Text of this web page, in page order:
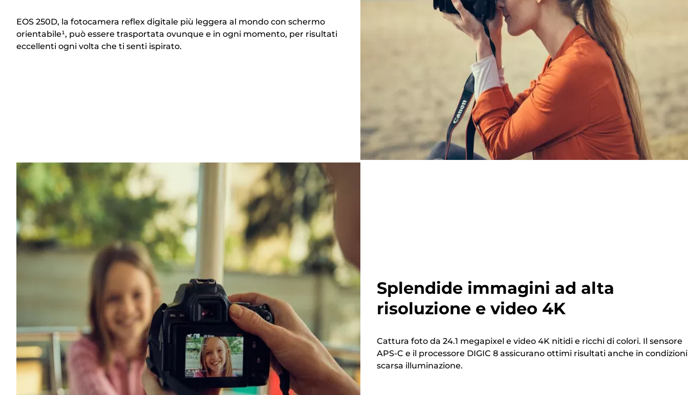
EOS 250D, la fotocamera reflex digitale più leggera al mondo con schermo
orientabile¹, può essere trasportata ovunque e in ogni momento, per risultati
eccellenti ogni volta che ti senti ispirato.
Splendide immagini ad alta
risoluzione e video 4K
Cattura foto da 24.1 megapixel e video 4K nitidi e ricchi di colori. Il sensore
APS-C e il processore DIGIC 8 assicurano ottimi risultati anche in
scarsa illuminazione.